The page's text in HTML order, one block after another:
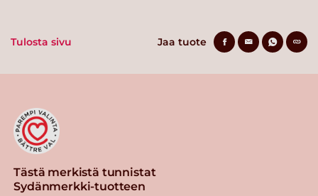
Tulosta sivu Jaa tuote
Tästä merkistä tunnistat
Sydänmerkki-tuotteen